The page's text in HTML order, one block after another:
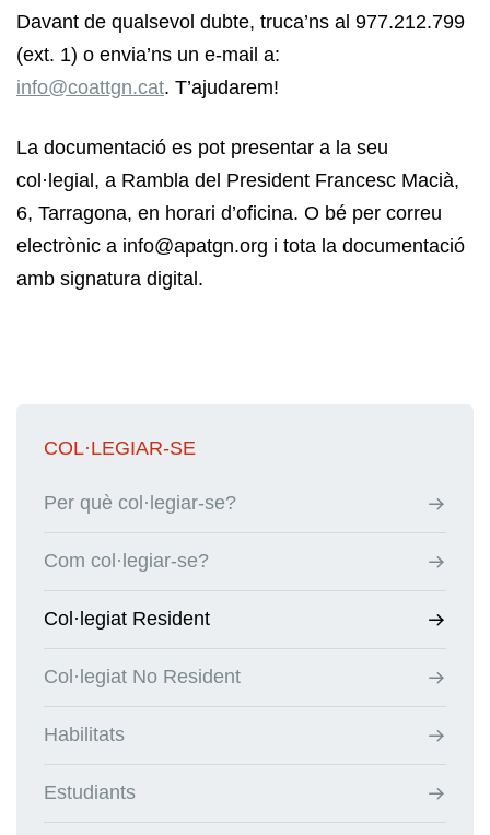
COL·LEGIAR-SE
Per què col·legiar-se?
Com col·legiar-se?
Col·legiat Resident
Col·legiat No Resident
Habilitats
Estudiants
Davant de qualsevol dubte, truca’ns al 977.212.799
(ext. 1) o envia’ns un e-mail a:
info@coattgn.cat. T’ajudarem!
La documentació es pot presentar a la seu
col·legial, a Rambla del President Francesc Macià,
6, Tarragona, en horari d’oficina. O bé per correu
electrònic a info@apatgn.org i tota la documentació
amb signatura digital.